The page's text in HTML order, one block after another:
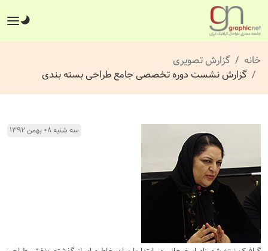
خانه
گزارش تصویری
گزارش نشست دوره تخصصی جامع طراحی بسته بندی
سه شنبه ۰۸ بهمن ۱۳۹۲